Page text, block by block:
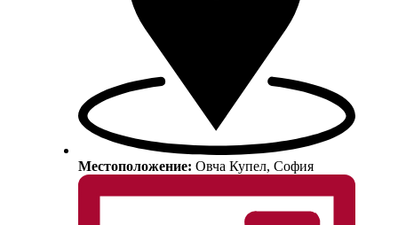
Местоположение: Овча Купел, София